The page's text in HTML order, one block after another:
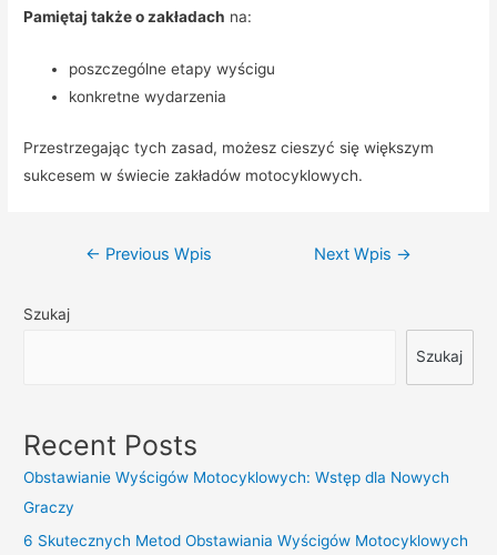
Pamiętaj także o zakładach na:
poszczególne etapy wyścigu
konkretne wydarzenia
Przestrzegając tych zasad, możesz cieszyć się większym
sukcesem w świecie zakładów motocyklowych.
Nawigacja
← Previous Wpis Next Wpis →
Szukaj
Szukaj
Recent Posts
Obstawianie Wyścigów Motocyklowych: Wstęp dla Nowych
Graczy
6 Skutecznych Metod Obstawiania Wyścigów Motocyklowych